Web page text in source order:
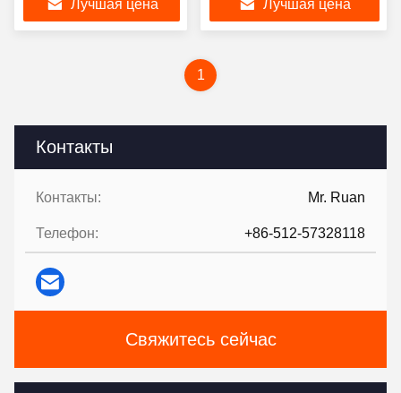
Контакты
Контакты: Mr. Ruan
Телефон: +86-512-57328118
Свяжитесь сейчас
Лучшая цена
Лучшая цена
1